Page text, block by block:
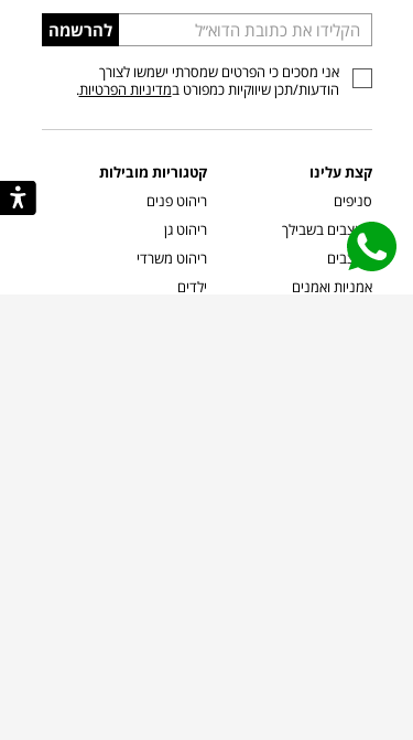
הכניסו
כתובת
דוא”ל
להרשמה
אני מסכים כי הפרטים שמסרתי ישמשו לצורך
הודעות/תכן שיווקיות כמפורט במדיניות הפרטיות.
קצת עלינו
סניפים
מעצבים בשבילך
מעצבים
אמניות ואמנים
קטגוריות מובילות
ריהוט פנים
ריהוט גן
ריהוט משרדי
ילדים